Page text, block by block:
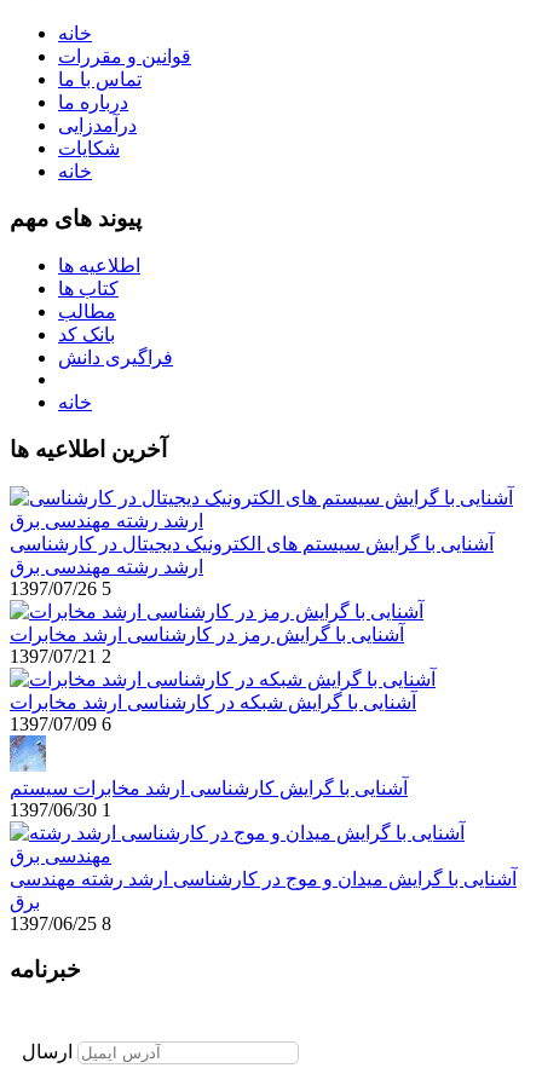
خانه
قوانین و مقررات
تماس با ما
درباره ما
درآمدزایی
شکایات
خانه
پیوند های مهم
اطلاعیه ها
کتاب ها
مطالب
بانک کد
فراگیری دانش
خانه
آخرین اطلاعیه ها
آشنایی با گرایش سیستم های الکترونیک دیجیتال در کارشناسی
ارشد رشته مهندسی برق
1397/07/26 5
آشنایی با گرایش رمز در کارشناسی ارشد مخابرات
1397/07/21 2
آشنایی با گرایش شبکه در کارشناسی ارشد مخابرات
1397/07/09 6
آشنایی با گرایش کارشناسی ارشد مخابرات سیستم
1397/06/30 1
آشنایی با گرایش میدان و موج در کارشناسی ارشد رشته مهندسی
برق
1397/06/25 8
خبرنامه
ارسال